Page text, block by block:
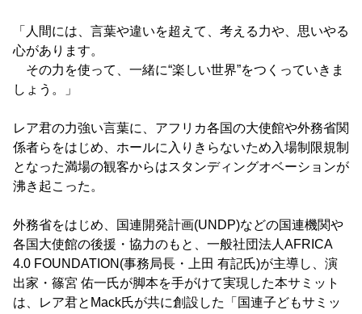
「人間には、言葉や違いを超えて、考える力や、思いやる
心があります。
その力を使って、一緒に“楽しい世界”をつくっていきま
しょう。」
レア君の力強い言葉に、アフリカ各国の大使館や外務省関
係者らをはじめ、ホールに入りきらないため入場制限規制
となった満場の観客からはスタンディングオベーションが
沸き起こった。
外務省をはじめ、国連開発計画(UNDP)などの国連機関や
各国大使館の後援・協力のもと、一般社団法人AFRICA
4.0 FOUNDATION(事務局長・上田 有記氏)が主導し、演
出家・篠宮 佑一氏が脚本を手がけて実現した本サミット
は、レア君とMack氏が共に創設した「国連子どもサミッ